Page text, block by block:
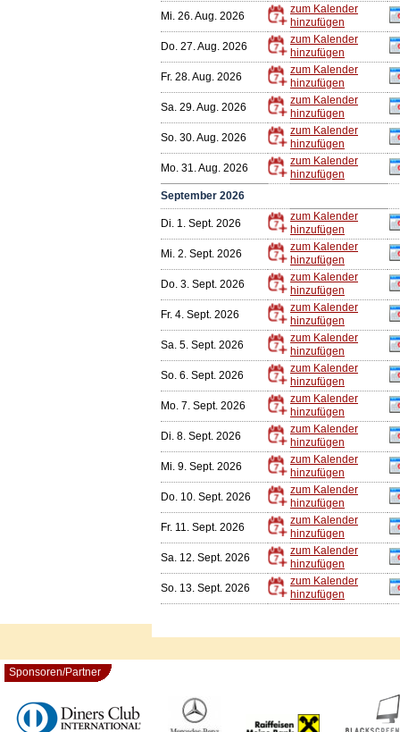
Mi. 26. Aug. 2026
zum Kalender
hinzufügen
Do. 27. Aug. 2026
zum Kalender
hinzufügen
Fr. 28. Aug. 2026
zum Kalender
hinzufügen
Sa. 29. Aug. 2026
zum Kalender
hinzufügen
So. 30. Aug. 2026
zum Kalender
hinzufügen
Mo. 31. Aug. 2026
zum Kalender
hinzufügen
September 2026
Di. 1. Sept. 2026
zum Kalender
hinzufügen
Mi. 2. Sept. 2026
zum Kalender
hinzufügen
Do. 3. Sept. 2026
zum Kalender
hinzufügen
Fr. 4. Sept. 2026
zum Kalender
hinzufügen
Sa. 5. Sept. 2026
zum Kalender
hinzufügen
So. 6. Sept. 2026
zum Kalender
hinzufügen
Mo. 7. Sept. 2026
zum Kalender
hinzufügen
Di. 8. Sept. 2026
zum Kalender
hinzufügen
Mi. 9. Sept. 2026
zum Kalender
hinzufügen
Do. 10. Sept. 2026
zum Kalender
hinzufügen
Fr. 11. Sept. 2026
zum Kalender
hinzufügen
Sa. 12. Sept. 2026
zum Kalender
hinzufügen
So. 13. Sept. 2026
zum Kalender
hinzufügen
Sponsoren/Partner